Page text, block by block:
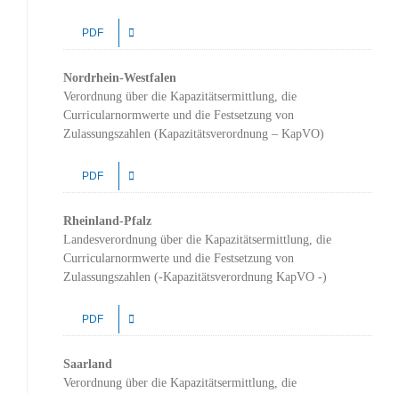
PDF
Nordrhein-Westfalen
Verordnung über die Kapazitätsermittlung, die
Curricularnormwerte und die Festsetzung von
Zulassungszahlen (Kapazitätsverordnung – KapVO)
PDF
Rheinland-Pfalz
Landesverordnung über die Kapazitätsermittlung, die
Curricularnormwerte und die Festsetzung von
Zulassungszahlen (-Kapazitätsverordnung KapVO -)
PDF
Saarland
Verordnung über die Kapazitätsermittlung, die